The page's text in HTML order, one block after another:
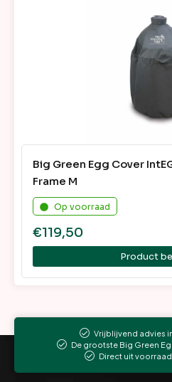
Big Green Egg Cover
Frame M
Op voorraad
€119,50
Product
Vrijblijvend advies
De grootste Big Green
Direct uit voorraad